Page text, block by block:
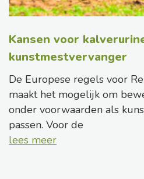
Kansen voor
kunstmestvervanger
De Europese regels voor
maakt het mogelijk om
onder voorwaarden als
passen. Voor de
lees meer